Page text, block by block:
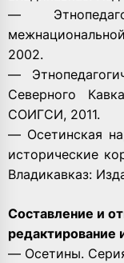
—
2002.
—
Северного
СОИГСИ, 2011.
— Осетинская
исторические
Владикавказ:
Составление и
редактирование
— Осетины.